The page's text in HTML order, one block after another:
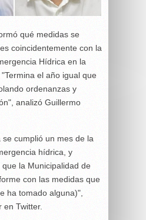
qué medidas se
coincidentemente con la
Hídrica en la
el año igual que
ordenanzas y
analizó Guillermo
cumplió un mes de la
hídrica, y
la Municipalidad de
con las medidas que
ha tomado alguna)",
en Twitter.